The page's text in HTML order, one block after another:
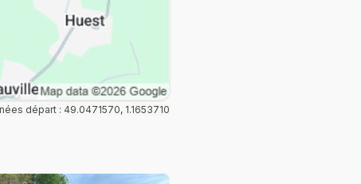
départ : 49.0471570, 1.1653710